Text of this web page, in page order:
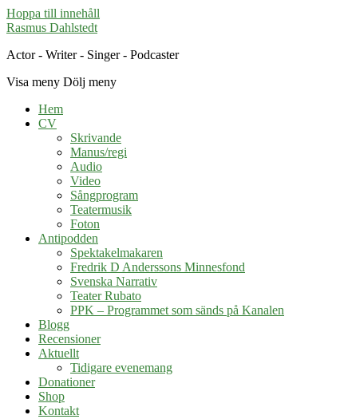
Hoppa till innehåll
Rasmus Dahlstedt
Actor - Writer - Singer - Podcaster
Visa meny Dölj meny
Hem
CV
Skrivande
Manus/regi
Audio
Video
Sångprogram
Teatermusik
Foton
Antipodden
Spektakelmakaren
Fredrik D Anderssons Minnesfond
Svenska Narrativ
Teater Rubato
PPK – Programmet som sänds på Kanalen
Blogg
Recensioner
Aktuellt
Tidigare evenemang
Donationer
Shop
Kontakt